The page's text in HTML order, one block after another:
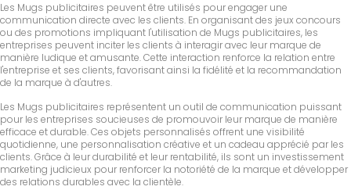
Les Mugs publicitaires peuvent être utilisés pour engager une
communication directe avec les clients. En organisant des jeux concours
ou des promotions impliquant l'utilisation de Mugs publicitaires, les
entreprises peuvent inciter les clients à interagir avec leur marque de
manière ludique et amusante. Cette interaction renforce la relation entre
l'entreprise et ses clients, favorisant ainsi la fidélité et la recommandation
de la marque à d'autres.
Les Mugs publicitaires représentent un outil de communication puissant
pour les entreprises soucieuses de promouvoir leur marque de manière
efficace et durable. Ces objets personnalisés offrent une visibilité
quotidienne, une personnalisation créative et un cadeau apprécié par les
clients. Grâce à leur durabilité et leur rentabilité, ils sont un investissement
marketing judicieux pour renforcer la notoriété de la marque et développer
des relations durables avec la clientèle.